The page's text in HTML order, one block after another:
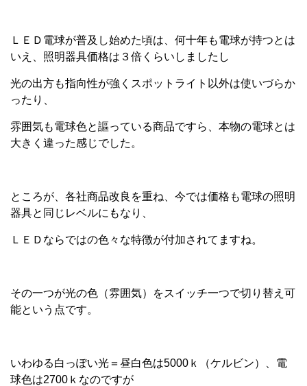
ＬＥＤ電球が普及し始めた頃は、何十年も電球が持つとは
いえ、照明器具価格は３倍くらいしましたし
光の出方も指向性が強くスポットライト以外は使いづらか
ったり、
雰囲気も電球色と謳っている商品ですら、本物の電球とは
大きく違った感じでした。
ところが、各社商品改良を重ね、今では価格も電球の照明
器具と同じレベルにもなり、
ＬＥＤならではの色々な特徴が付加されてますね。
その一つが光の色（雰囲気）をスイッチ一つで切り替え可
能という点です。
いわゆる白っぽい光＝昼白色は5000ｋ（ケルビン）、電
球色は2700ｋなのですが